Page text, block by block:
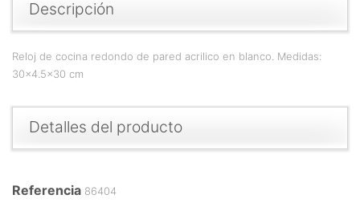
Descripción
Reloj de cocina redondo de pared acrilico en blanco. Medidas:
30x4.5x30 cm
Detalles del producto
Referencia 86404